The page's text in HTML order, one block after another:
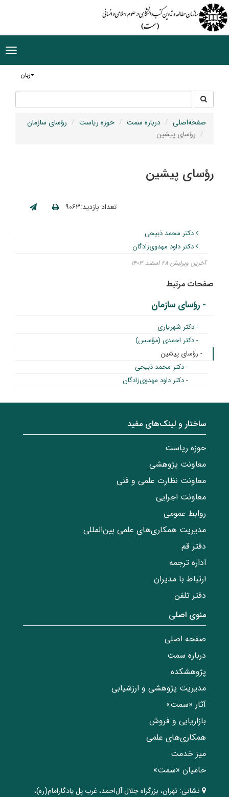
زبان
جستجو
در
سایت
صفحه‌اصلی درباره سمت حوزه ریاست
رؤسای سازمان
رؤسای پیشین
رؤسای پیشین
تعداد بازدید:۹۰۶۳
دکتر محمد ذبیحی
دکتر داود مهدوی‌زادگان
آخرین ویرایش ۲۸ اسفند ۱۴۰۳
صفحات مرتبط
- رؤسای سازمان
- دکتر شهریاری
- دکتر احمدی (مؤسس)
- رؤسای پیشین
- دکتر محمد ذبیحی
- دکتر داود مهدوی‌زادگان
ساختار‌‌ و‌‌ لینک‌های مفید
حوزه ریاست
معاونت پژوهشی
معاونت نظارت علمی و فنی
معاونت اجرایی
روابط عمومی
مدیریت همکاری‌های علمی بین‌المللی
دفتر قم
اداره ترجمه
ارتباط با مدیران
دفتر تلفن
منوی اصلی
صفحه اصلی
درباره سمت
پژوهشکده
مدیریت پژوهشی و ارزشیابی
آثار «سمت»
بازاریابی و فروش
همکاری‌های علمی
میز خدمت
حامیان «سمت»
نشانی: تهران، ‌بزرگراه ‌جلال آل‌احمد، غرب پل يادگار‌امام(ره)‌،